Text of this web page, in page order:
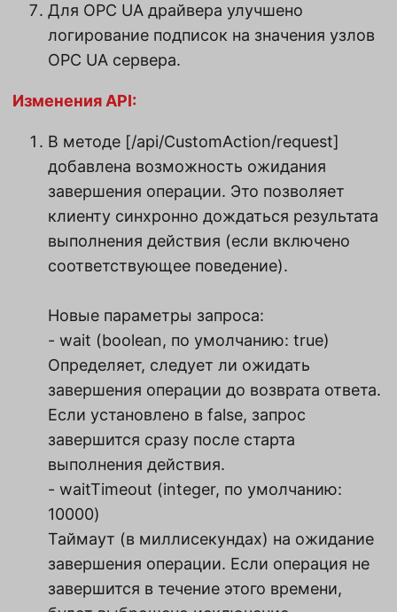
Для OPC UA драйвера улучшено
логирование подписок на значения узлов
OPC UA сервера.
Изменения API:
В методе [/api/CustomAction/request]
добавлена возможность ожидания
завершения операции. Это позволяет
клиенту синхронно дождаться результата
выполнения действия (если включено
соответствующее поведение).
Новые параметры запроса:
- wait (boolean, по умолчанию: true)
Определяет, следует ли ожидать
завершения операции до возврата ответа.
Если установлено в false, запрос
завершится сразу после старта
выполнения действия.
- waitTimeout (integer, по умолчанию:
10000)
Таймаут (в миллисекундах) на ожидание
завершения операции. Если операция не
завершится в течение этого времени,